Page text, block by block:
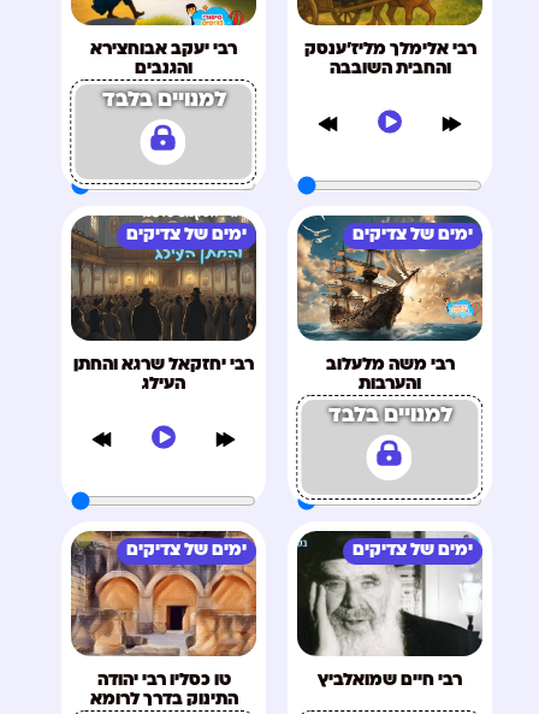
רבי אלימלך מליז'ענסק
והחבית השובבה
רבי יעקב אבוחצירא
והגנבים
למנויים בלבד
ימים של צדיקים
רבי משה מלעלוב
והערבות
למנויים בלבד
ימים של צדיקים
רבי יחזקאל שרגא והחתן
העילג
ימים של צדיקים
רבי חיים שמואלביץ
ימים של צדיקים
טו כסליו רבי יהודה
התינוק בדרך לרומא